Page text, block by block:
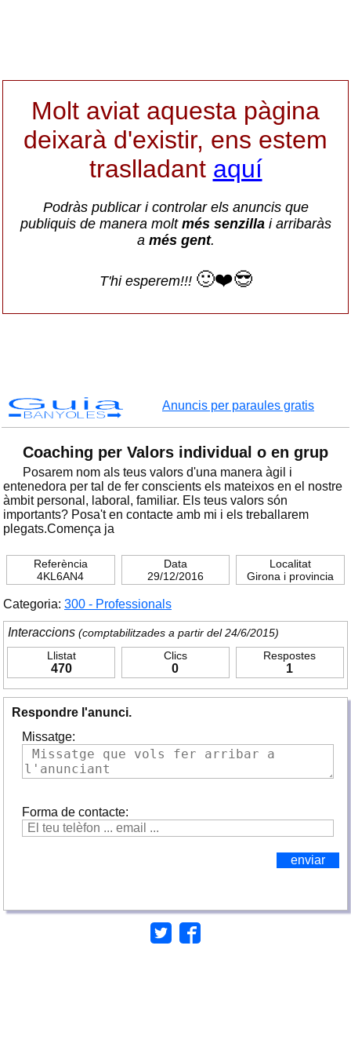
Molt aviat aquesta pàgina
deixarà d'existir, ens estem
traslladant aquí
Podràs publicar i controlar els anuncis que
publiquis de manera molt més senzillai arribaràs
a més gent.
T'hi esperem!!! 🙂❤️😎
Guia
BANYOLES
Anuncis per paraules gratis
Coaching per Valors individual o en grup
Posarem nom als teus valors d'una manera àgil i
entenedora per tal de fer conscients els mateixos en el nostre
àmbit personal, laboral, familiar. Els teus valors són
importants? Posa't en contacte amb mi i els treballarem
plegats.Comença ja
Referència
4KL6AN4
Data
29/12/2016
Localitat
Girona i provincia
Categoria: 300 - Professionals
Interaccions (comptabilitzades a partir del 24/6/2015)
Llistat
470
Clics
0
Respostes
1
Respondre l'anunci.
Missatge:
Forma de contacte: